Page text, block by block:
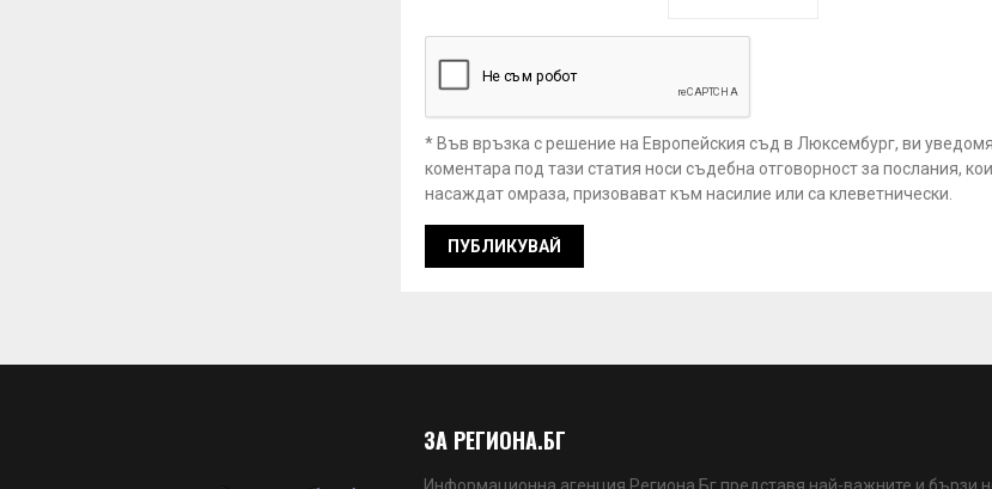
* Във връзка с решение на Европейския съд в Люксембург, ви
коментара под тази статия носи съдебна отговорност за послания,
насаждат омраза, призовават към насилие или са клеветнически.
ЗА РЕГИОНА.БГ